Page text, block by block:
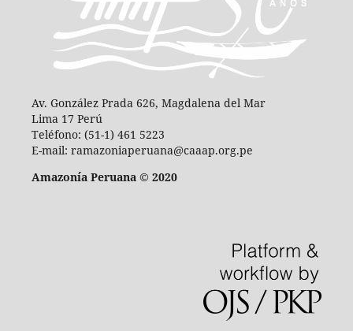
Av. González Prada 626, Magdalena del Mar
Lima 17 Perú
Teléfono: (51-1) 461 5223
E-mail: ramazoniaperuana@caaap.org.pe
Amazonía Peruana © 2020